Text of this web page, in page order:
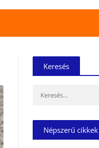
Keresés
Népszerű cikkek